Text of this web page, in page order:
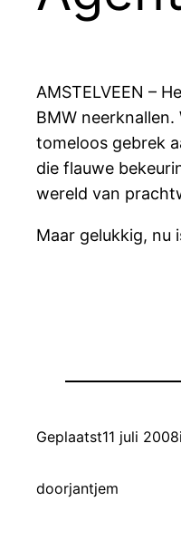
AMSTELVEEN –
BMW
tomeloos gebrek
die flauwe
wereld van
Maar gelukkig, nu
Geplaatst11 juli 2008
doorjantjem